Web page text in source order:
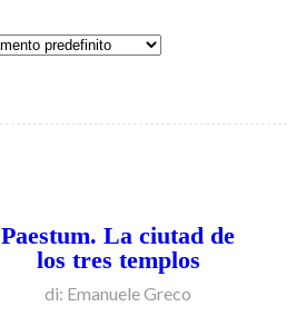
Paestum. La ciutad de
los tres templos
di: Emanuele Greco